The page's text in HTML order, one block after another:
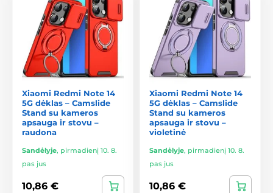
Xiaomi Redmi Note 14
5G dėklas – Camslide
Stand su kameros
apsauga ir stovu –
raudona
Sandėlyje, pirmadienį 10. 8.
pas jus
10,86 €
Xiaomi Redmi Note 14
5G dėklas – Camslide
Stand su kameros
apsauga ir stovu –
violetinė
Sandėlyje, pirmadienį 10. 8.
pas jus
10,86 €